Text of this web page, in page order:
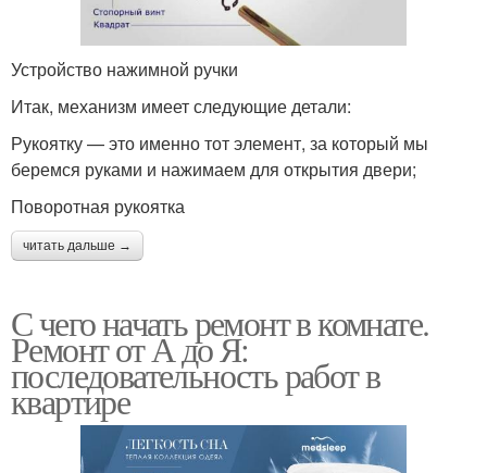
Устройство нажимной ручки
Итак, механизм имеет следующие детали:
Рукоятку — это именно тот элемент, за который мы
беремся руками и нажимаем для открытия двери;
Поворотная рукоятка
читать дальше →
С чего начать ремонт в комнате.
Ремонт от А до Я:
последовательность работ в
квартире